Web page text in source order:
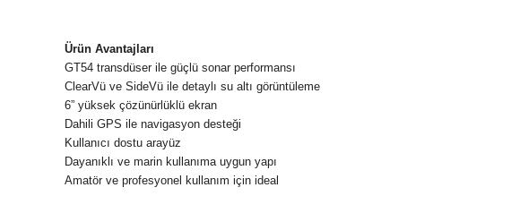
Ürün Avantajları
GT54 transdüser ile güçlü sonar performansı
ClearVü ve SideVü ile detaylı su altı görüntüleme
6” yüksek çözünürlüklü ekran
Dahili GPS ile navigasyon desteği
Kullanıcı dostu arayüz
Dayanıklı ve marin kullanıma uygun yapı
Amatör ve profesyonel kullanım için ideal